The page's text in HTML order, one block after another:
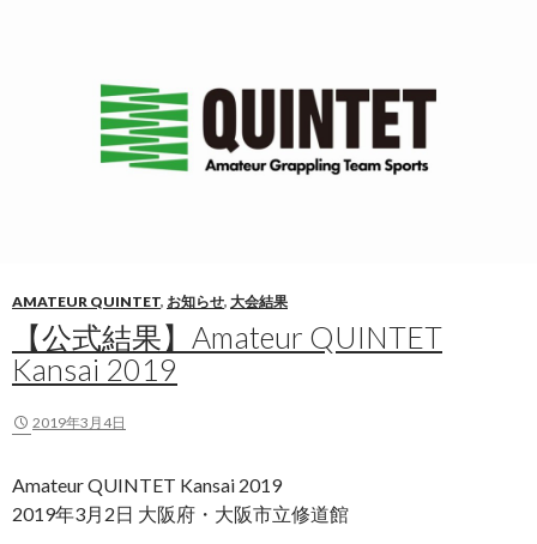
AMATEUR QUINTET, お知らせ, 大会結果
【公式結果】Amateur QUINTET
Kansai 2019
2019年3月4日
Amateur QUINTET Kansai 2019
2019年3月2日 大阪府・大阪市立修道館